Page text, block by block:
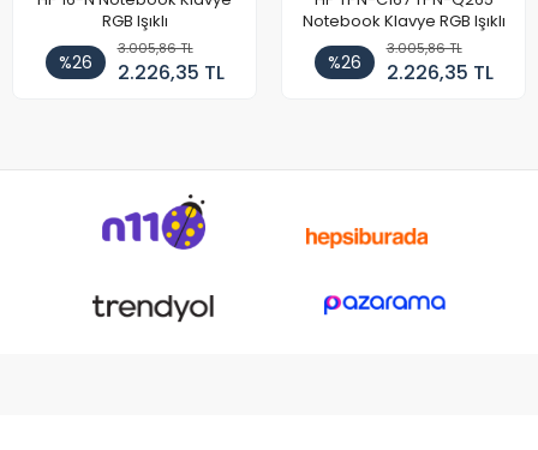
RGB Işıklı
%26
3.005,86 TL
2.226,35 TL
Notebook Klavye RGB Işıklı
%26
3.005,86 TL
2.226,35 TL